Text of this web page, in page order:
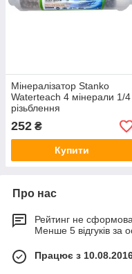
Мінералізатор Stanko
Waterteach 4 мінерали 1/4
різьблення
252 ₴
Купити
Про нас
Рейтинг не
Менше 5 відгуків за
Працює з